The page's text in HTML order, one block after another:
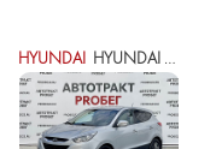
HYUNDAI HYUNDAI IX35 I РЕСТАЙЛИНГ